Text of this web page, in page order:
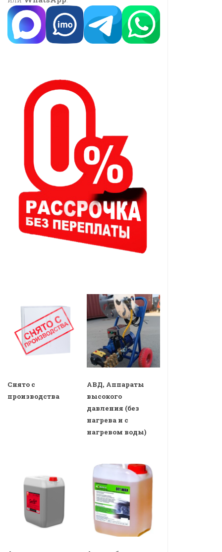
Снято с
производства
АВД, Аппараты
высокого
давления (без
нагрева и с
нагревом воды)